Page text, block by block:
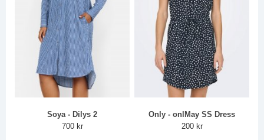
Soya - Dilys 2
700 kr
Only - onlMay SS Dress
200 kr